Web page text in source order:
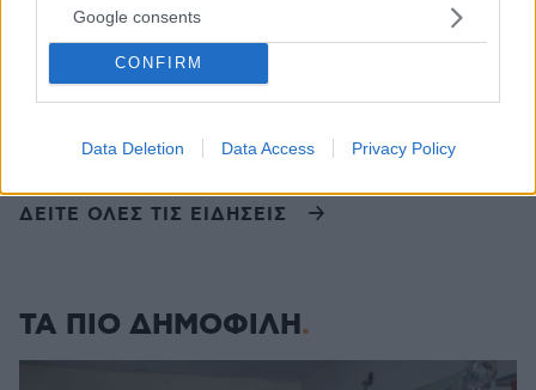
Google consents
CONFIRM
Data Deletion Data Access Privacy Policy
Ποιοι μπορεί να είναι οι λόγοι που μια γάτα τινάζεται
στον ύπνο της
09.08.2026, 00:30
Πόσες έχουν πάνω από 6 παιδιά
ΔΕΙΤΕ ΟΛΕΣ ΤΙΣ ΕΙΔΗΣΕΙΣ
ΤΑ ΠΙΟ ΔΗΜΟΦΙΛΗ